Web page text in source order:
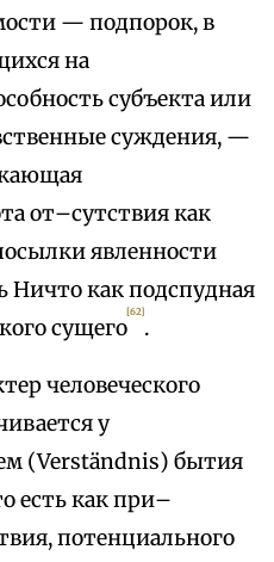
— подпорок, в
на
субъекта или
суждения, —
от–сутствия как
явленности
Ничто как подспудная
сущего
[62]
.
человеческого
у
(Verständnis) бытия
есть как при–
потенциального